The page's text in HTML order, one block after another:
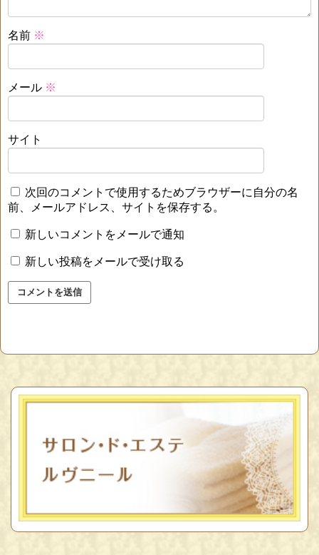
名前 ※
メール ※
サイト
次回のコメントで使用するためブラウザーに自分の名
前、メールアドレス、サイトを保存する。
新しいコメントをメールで通知
新しい投稿をメールで受け取る